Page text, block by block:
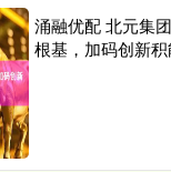
涌融优配 北元集
根基，加码创新